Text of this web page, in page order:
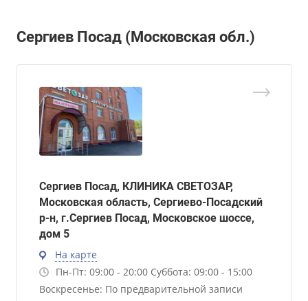
Сергиев Посад (Московская обл.)
Сергиев Посад, КЛИНИКА СВЕТОЗАР,
Московская область, Сергиево-Посадский
р-н, г.Сергиев Посад, Московское шоссе,
дом 5
На карте
Пн-Пт: 09:00 - 20:00 Суббота: 09:00 - 15:00
Воскресенье: По предварительной записи